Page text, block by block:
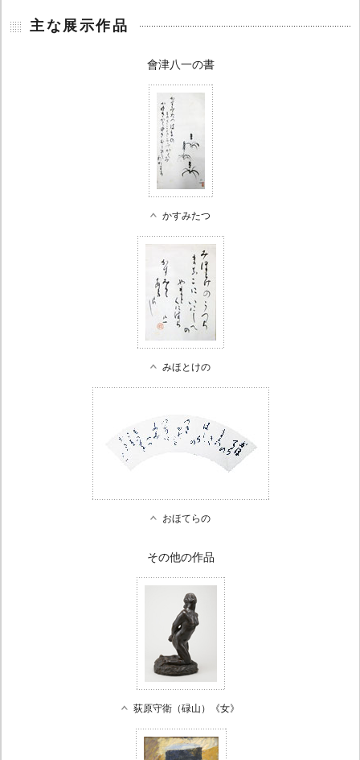
主な展示作品
會津八一の書
かすみたつ
みほとけの
おほてらの
その他の作品
荻原守衛（碌山）《女》